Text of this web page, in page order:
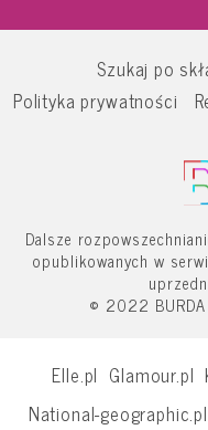
Szukaj po
Polityka prywatności
Dalsze
opublikowanych w
© 2022 BURDA
Elle.pl Glamour.pl
National-geographic.pl